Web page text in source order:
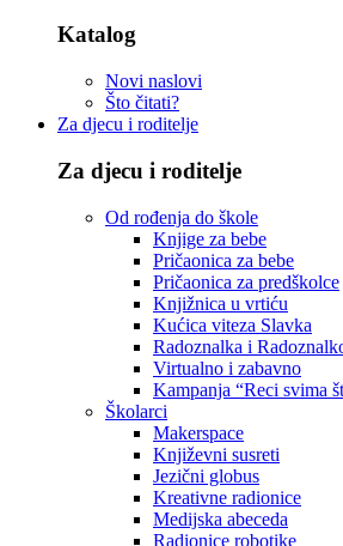
Katalog
Novi naslovi
Što čitati?
Za djecu i roditelje
Za djecu i roditelje
Od rođenja do škole
Knjige za bebe
Pričaonica za bebe
Pričaonica za predškolce
Knjižnica u vrtiću
Kućica viteza Slavka
Radoznalka i
Virtualno i zabavno
Kampanja “Reci svima
Školarci
Makerspace
Književni susreti
Jezični globus
Kreativne radionice
Medijska abeceda
Radionice robotike